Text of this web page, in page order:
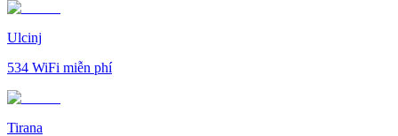
Ulcinj
534 WiFi miễn phí
Tirana